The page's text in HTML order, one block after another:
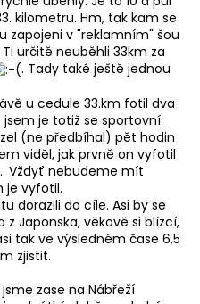
kilometru. Hm, tak kam se
zapojeni v "reklamním" šou
určitě neuběhli 33km za
. Tady také ještě jednou
u cedule 33.km fotil dva
jsem je totiž se sportovní
(ne předbíhal) pět hodin
viděl, jak prvně on vyfotil
Vždyť nebudeme mít
je vyfotil.
dorazili do cíle. Asi by se
z Japonska, věkově si blízcí,
tak ve výsledném čase 6,5
zjistit.
zase na Nábřeží